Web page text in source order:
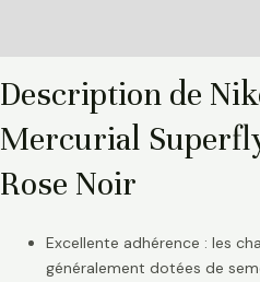
Description de
Mercurial
Rose Noir
Excellente adhérence : les
généralement dotées de